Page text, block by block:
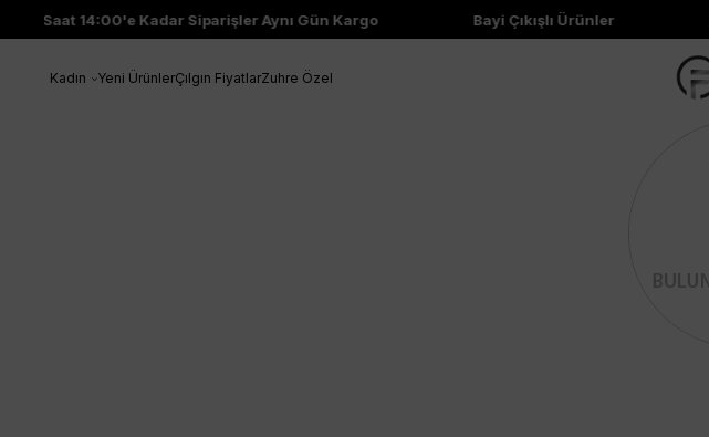
Saat 14:00'e Kadar Siparişler Aynı Gün Kargo Bayi Çıkışlı Ürünler
Kadın Yeni ÜrünlerÇılgın FiyatlarZuhre Özel